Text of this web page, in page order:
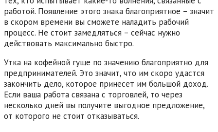
работой. Появление этого знака благоприятное – значит
в скором времени вы сможете наладить рабочий
процесс. Не стоит замедляться – сейчас нужно
действовать максимально быстро.
Утка на кофейной гуще по значению благоприятно для
предпринимателей. Это значит, что им скоро удастся
закончить дело, которое принесет им большой доход.
Если ваша работа связана с торговлей, то через
несколько дней вы получите выгодное предложение,
от которого не стоит отказываться.